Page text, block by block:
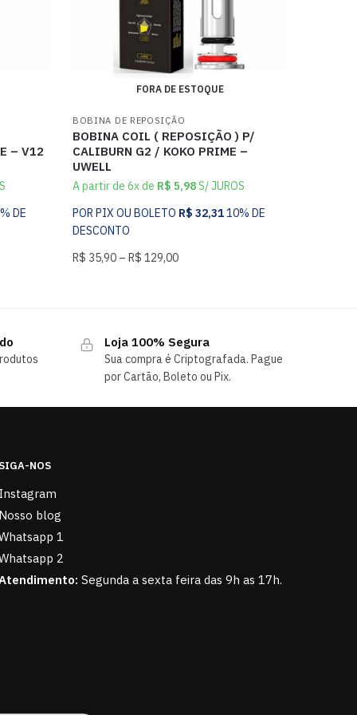
– V12
DE
FORA DE ESTOQUE
BOBINA DE REPOSIÇÃO
BOBINA COIL ( REPOSIÇÃO ) P/
CALIBURN G2 / KOKO PRIME –
UWELL
A partir de 6x de R$ 5,98S/ JUROS
POR PIX OU BOLETO R$ 32,3110% DE
DESCONTO
R$ 35,90– R$ 129,00
Loja 100% Segura
Sua compra é Criptografada. Pague
por Cartão, Boleto ou Pix.
NOS
blog
1
2
Segunda a sexta feira das 9h as 17h.